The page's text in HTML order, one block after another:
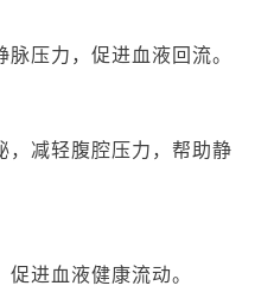
压力，促进血液回流。
，减轻腹腔压力，帮助静
进血液健康流动。